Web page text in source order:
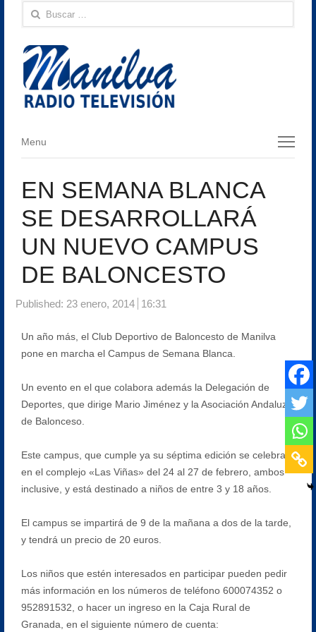
Buscar:
Menu
Menu
EN SEMANA BLANCA
SE DESARROLLARÁ
UN NUEVO CAMPUS
DE BALONCESTO
Published: 23 enero, 2014 16:31
Un año más, el Club Deportivo de Baloncesto de Manilva
pone en marcha el Campus de Semana Blanca.
Un evento en el que colabora además la Delegación de
Deportes, que dirige Mario Jiménez y la Asociación Andaluza
de Balonceso.
Este campus, que cumple ya su séptima edición se celebrará
en el complejo «Las Viñas» del 24 al 27 de febrero, ambos
inclusive, y está destinado a niños de entre 3 y 18 años.
El campus se impartirá de 9 de la mañana a dos de la tarde,
y tendrá un precio de 20 euros.
Los niños que estén interesados en participar pueden pedir
más información en los números de teléfono 600074352 o
952891532, o hacer un ingreso en la Caja Rural de
Granada, en el siguiente número de cuenta: